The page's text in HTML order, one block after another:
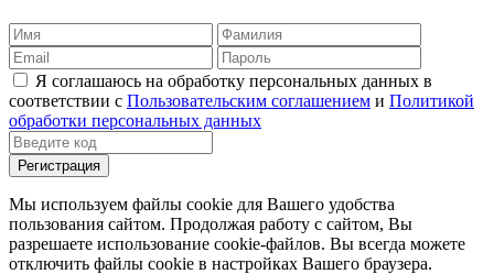
Я соглашаюсь на обработку персональных данных в
соответствии с Пользовательским соглашением и Политикой
обработки персональных данных
Регистрация
Мы используем файлы cookie для Вашего удобства
пользования сайтом. Продолжая работу с сайтом, Вы
разрешаете использование cookie-файлов. Вы всегда можете
отключить файлы cookie в настройках Вашего браузера.